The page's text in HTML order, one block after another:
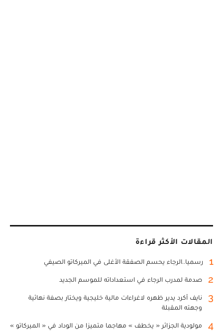
المقالات الأكثر قراءة
1 رسميا..الرجاء يحسم الصفقة الأغلى في الميركاتو الصيفي
2 صدمة لمدرب الرجاء في استعداداته للموسم الجديد
3
نايف أكرد يدير ظهره لاغراءات مالية خليجية ويختار بصفة نهائية
وجهته المقبلة
4 مولودية الجزائر « يخطف » مهاجما متميزا من الوداد في « الميركاتو »